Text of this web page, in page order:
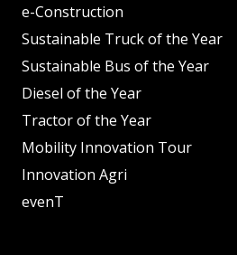
e-Construction
Sustainable Truck of the Year
Sustainable Bus of the Year
Diesel of the Year
Tractor of the Year
Mobility Innovation Tour
Innovation Agri
evenT